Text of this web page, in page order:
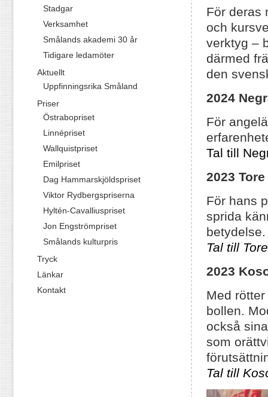
För deras
och
verktyg –
därmed
den
2024
För
Tal till
2023
För hans
sprida
betydelse.
Tal till
2023
Med
bollen.
också
som
Tal till
Videospelare
Stadgar
Verksamhet
Smålands akademi 30 år
Tidigare ledamöter
Aktuellt
Uppfinningsrika Småland
Priser
Östrabopriset
Linnépriset
Wallquistpriset
Emilpriset
Dag Hammarskjöldspriset
Viktor Rydbergspriserna
Hyltén-Cavalliuspriset
Jon Engströmpriset
Smålands kulturpris
Tryck
Länkar
Kontakt